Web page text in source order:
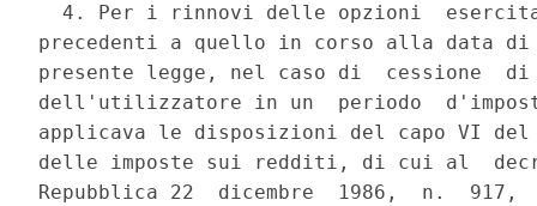
4. Per i rinnovi delle opzioni
precedenti a quello in corso alla data
presente legge, nel caso di  cessione
dell'utilizzatore in un  periodo
applicava le disposizioni del capo VI
delle imposte sui redditi, di cui al
Repubblica 22  dicembre  1986,  n.